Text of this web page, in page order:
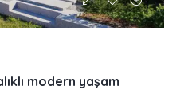
modern yaşam